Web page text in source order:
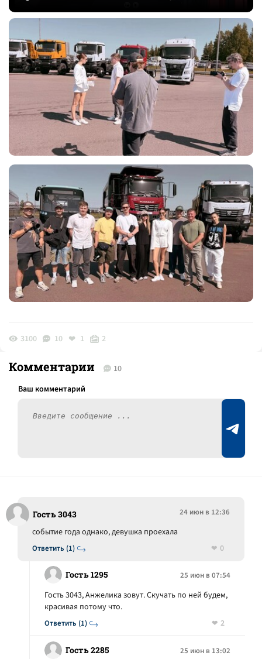
3100 10 1 2
Комментарии 10
Гость 3043 24 июн в 12:36
Ответить (1)
событие года однако, девушка проехала
0
Гость 1295 25 июн в 07:54
Ответить (1)
Гость 3043, Анжелика зовут. Скучать по ней будем,
красивая потому что.
2
Гость 2285 25 июн в 13:02